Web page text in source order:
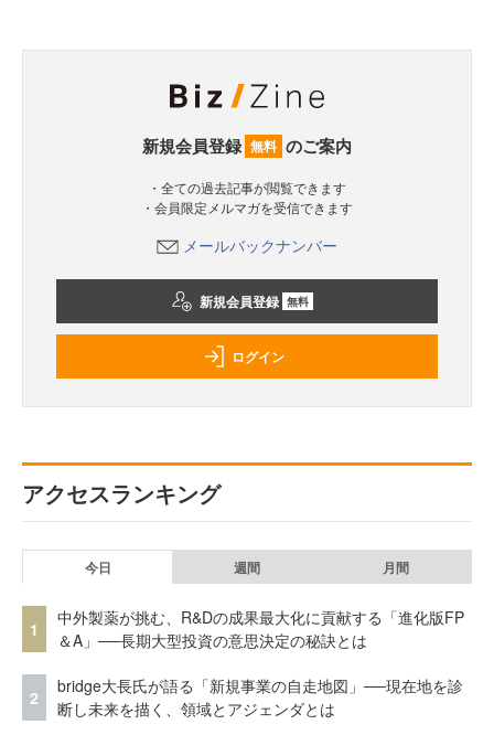
新規会員登録 無料 のご案内
・全ての過去記事が閲覧できます
・会員限定メルマガを受信できます
メールバックナンバー
新規会員登録 無料
ログイン
アクセスランキング
今日 週間 月間
1
中外製薬が挑む、R&Dの成果最大化に貢献する「進化版FP
＆A」──長期大型投資の意思決定の秘訣とは
2
bridge大長氏が語る「新規事業の自走地図」──現在地を診
断し未来を描く、領域とアジェンダとは